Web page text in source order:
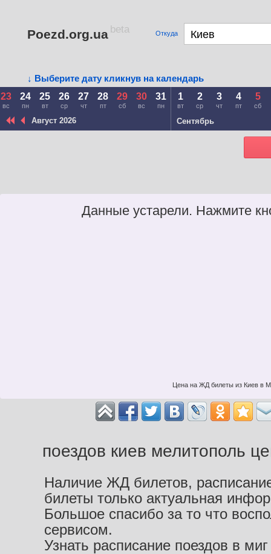
Poezd.org.ua beta Откуда
↓ Выберите дату кликнув на календарь
23
вс
24
пн
25
вт
26
ср
27
чт
28
пт
29
сб
30
вс
31
пн
Сентябрь
1
вт
2
ср
3
чт
4
пт
5
сб
Август 2026
Данные устарели. Нажмите
Цена на ЖД билеты из Киев в
поездов киев мелитополь
Наличие ЖД билетов,
билеты только актуальная
Большое спасибо за то что
сервисом.
Узнать расписание поездов в